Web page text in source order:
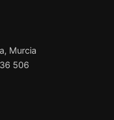
Murcia
506